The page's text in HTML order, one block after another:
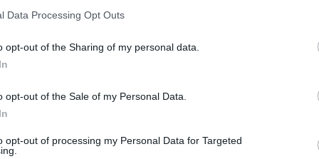
Data Processing Opt Outs
opt-out of the Sharing of my personal data.
opt-out of the Sale of my Personal Data.
opt-out of processing my Personal Data for Targeted